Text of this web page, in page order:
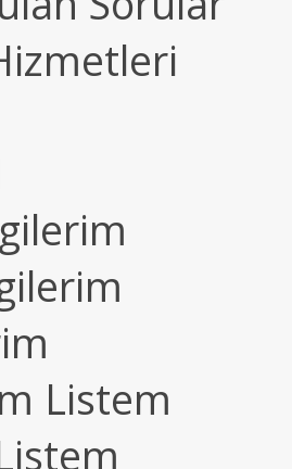
Listem